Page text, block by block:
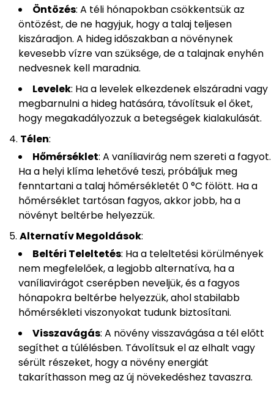
Öntözés: A téli hónapokban csökkentsük az
öntözést, de ne hagyjuk, hogy a talaj teljesen
kiszáradjon. A hideg időszakban a növénynek
kevesebb vízre van szüksége, de a talajnak enyhén
nedvesnek kell maradnia.
Levelek: Ha a levelek elkezdenek elszáradni vagy
megbarnulni a hideg hatására, távolítsuk el őket,
hogy megakadályozzuk a betegségek kialakulását.
Télen:
Hőmérséklet: A vaníliavirág nem szereti a fagyot.
Ha a helyi klíma lehetővé teszi, próbáljuk meg
fenntartani a talaj hőmérsékletét 0 °C fölött. Ha a
hőmérséklet tartósan fagyos, akkor jobb, ha a
növényt beltérbe helyezzük.
Alternatív Megoldások:
Beltéri Teleltetés: Ha a teleltetési körülmények
nem megfelelőek, a legjobb alternatíva, ha a
vaníliavirágot cserépben neveljük, és a fagyos
hónapokra beltérbe helyezzük, ahol stabilabb
hőmérsékleti viszonyokat tudunk biztosítani.
Visszavágás: A növény visszavágása a tél előtt
segíthet a túlélésben. Távolítsuk el az elhalt vagy
sérült részeket, hogy a növény energiát
takaríthasson meg az új növekedéshez tavaszra.